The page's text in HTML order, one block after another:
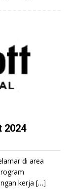
2024
di area
kerja […]